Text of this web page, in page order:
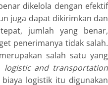
dikelola dengan efektif
juga dapat dikirimkan dan
jumlah yang benar,
penerimanya tidak salah.
salah satu yang
logistic and transportation
logistik itu digunakan